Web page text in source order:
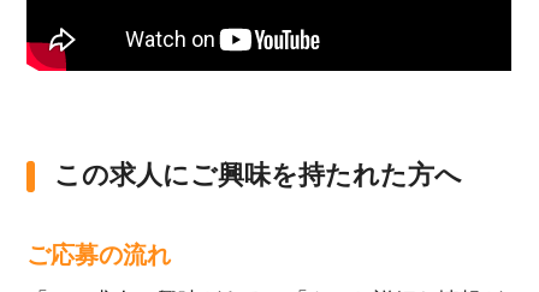
この求人にご興味を持たれた方へ
ご応募の流れ